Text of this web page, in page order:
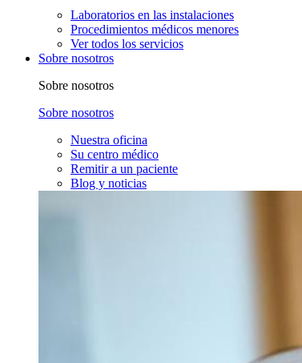
Laboratorios en las instalaciones
Procedimientos médicos menores
Ver todos los servicios
Sobre nosotros
Sobre nosotros
Sobre nosotros
Nuestra oficina
Su centro médico
Remitir a un paciente
Blog y noticias